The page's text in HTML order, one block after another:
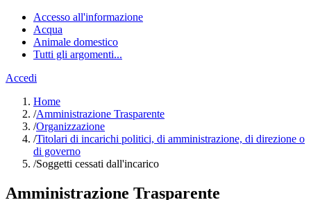
Accesso all'informazione
Acqua
Animale domestico
Tutti gli argomenti...
Accedi
Home
/Amministrazione Trasparente
/Organizzazione
/Titolari di incarichi politici, di amministrazione, di direzione o
di governo
/Soggetti cessati dall'incarico
Amministrazione Trasparente